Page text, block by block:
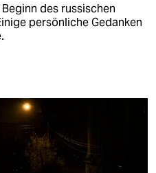
des russischen
persönliche Gedanken